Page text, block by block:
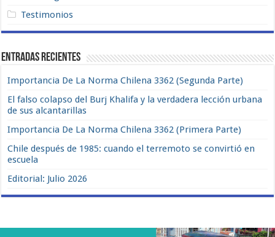
Testimonios
Entradas recientes
Importancia De La Norma Chilena 3362 (Segunda Parte)
El falso colapso del Burj Khalifa y la verdadera lección urbana
de sus alcantarillas
Importancia De La Norma Chilena 3362 (Primera Parte)
Chile después de 1985: cuando el terremoto se convirtió en
escuela
Editorial: Julio 2026